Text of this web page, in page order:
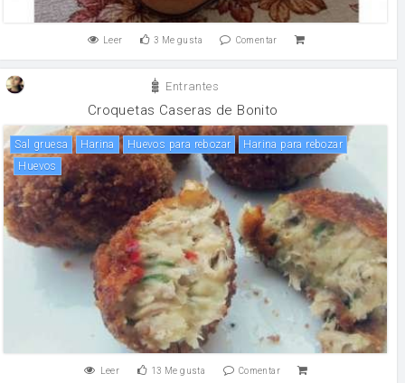
Leer 3 Me gusta Comentar
Entrantes
Croquetas Caseras de Bonito
Sal gruesa harina Huevos para rebozar
Harina para rebozar
huevos
Leer 13 Me gusta Comentar